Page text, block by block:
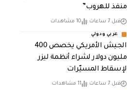
منفذ للهروب”
قبل 7 ساعات 10 مشاهدات
عربي ودولي
الجيش الأمريكي يخصص 400
مليون دولار لشراء أنظمة ليزر
لإسقاط المسيّرات
قبل 7 ساعات 11 مشاهدات